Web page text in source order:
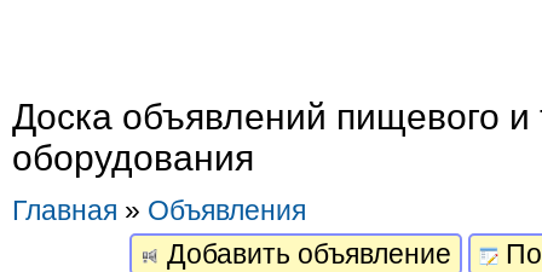
Доска объявлений пищевого и
оборудования
Главная » Объявления
Добавить объявление